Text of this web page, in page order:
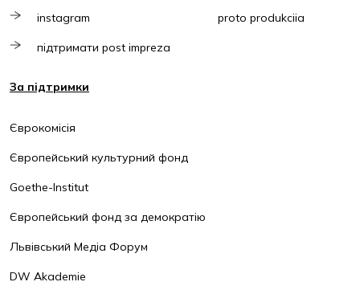
instagram
підтримати post impreza
proto produkciia
За підтримки
Єврокомісія
Європейський культурний фонд
Goethe-Institut
Європейський фонд за демократію
Львівський Медіа Форум
DW Akademie